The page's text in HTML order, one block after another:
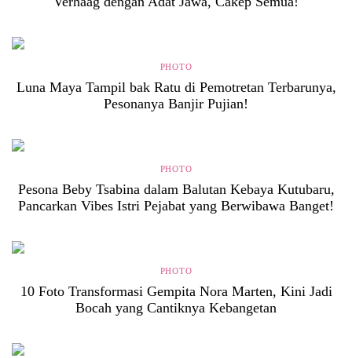
PHOTO
Luna Maya Tampil bak Ratu di Pemotretan Terbarunya,
Pesonanya Banjir Pujian!
PHOTO
Pesona Beby Tsabina dalam Balutan Kebaya Kutubaru,
Pancarkan Vibes Istri Pejabat yang Berwibawa Banget!
PHOTO
10 Foto Transformasi Gempita Nora Marten, Kini Jadi
Bocah yang Cantiknya Kebangetan